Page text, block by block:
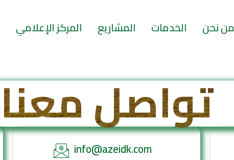
من نحن الخدمات المشاريع المركز الإعلامي
تواصل معنا
info@azeidk.com